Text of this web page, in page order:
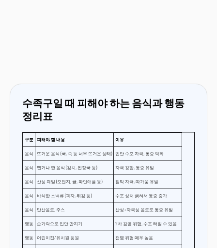
수족구일 때 피해야 하는 음식과 행동
정리표
구분 피해야 할 내용 이유
음식 뜨거운 음식 (국, 죽 등 너무 뜨거운 상태) 입안 수포 자극, 통증 악화
음식 맵거나 짠 음식 (김치, 된장국 등) 자극 강함, 통증 유발
음식 산성 과일 (오렌지, 귤, 파인애플 등) 점막 자극, 따가움 유발
음식 바삭한 스낵류 (과자, 튀김 등) 수포 상처 긁혀서 통증 증가
음식 탄산음료, 주스 산성+자극성 음료로 통증 유발
행동 손가락으로 입안 만지기 2차 감염 위험, 수포 터질 수 있음
행동 어린이집/유치원 등원 전염 위험 매우 높음